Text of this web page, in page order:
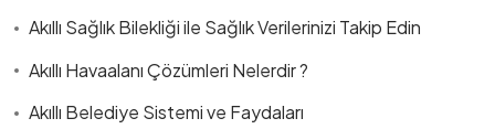
Akıllı Sağlık Bilekliği ile Sağlık Verilerinizi Takip Edin
Akıllı Havaalanı Çözümleri Nelerdir ?
Akıllı Belediye Sistemi ve Faydaları